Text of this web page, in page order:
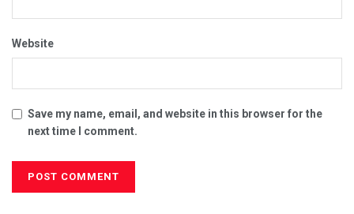
Website
Save my name, email, and website in this browser for the
next time I comment.